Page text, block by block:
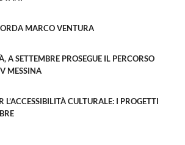
MARCO VENTURA
A SETTEMBRE PROSEGUE IL PERCORSO
MESSINA
L’ACCESSIBILITÀ CULTURALE: I PROGETTI